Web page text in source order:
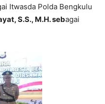
Itwasda Polda Bengkulu
S.S., M.H. sebagai